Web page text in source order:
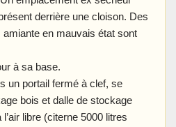
derrière une cloison. Des
en mauvais état sont
à sa base.
un portail fermé à clef, se
bois et dalle de stockage
libre (citerne 5000 litres